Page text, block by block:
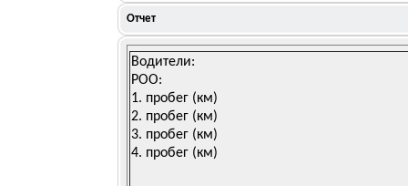
Отчет
Водители:
РОО:
1. пробег (км)
2. пробег (км)
3. пробег (км)
4. пробег (км)